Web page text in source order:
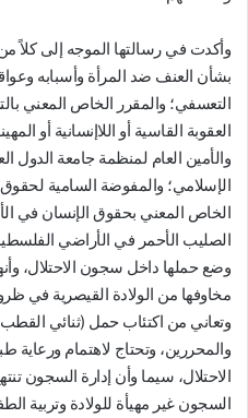
وأكدت في رسالتها الموجه إلى كلاً
بشأن العنف ضد المرأة وأسبابه
التعسفي؛ والمقرر الخاص المعني
العقوبة القاسية أو اللاإنسانية أو
والأمين العام لمنظمة جامعة الدول
الإسلامي؛ والمفوضة السامية لحقوق
الخاص المعني بحقوق الإنسان في
الصليب الأحمر في الأراضي
وضع حملها داخل سجون الاحتلال،
مخاوفها من الولادة القيصرية في
وتعاني من اكتئاب حمل (ثنائي
والمحررين، وتحتاج لاهتمام
الاحتلال، سيما وأن إدارة السجون
السجون غير مهيأة للولادة وتربية